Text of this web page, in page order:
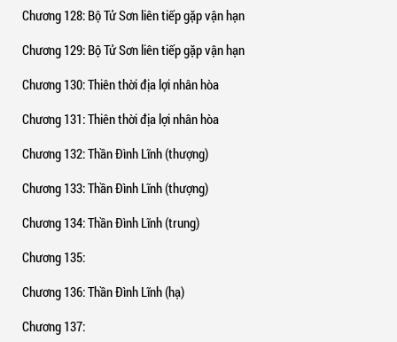
Chương 128: Bộ Tử Sơn liên tiếp gặp vận hạn
Chương 129: Bộ Tử Sơn liên tiếp gặp vận hạn
Chương 130: Thiên thời địa lợi nhân hòa
Chương 131: Thiên thời địa lợi nhân hòa
Chương 132: Thần Đình Lĩnh (thượng)
Chương 133: Thần Đình Lĩnh (thượng)
Chương 134: Thần Đình Lĩnh (trung)
Chương 135:
Chương 136: Thần Đình Lĩnh (hạ)
Chương 137: